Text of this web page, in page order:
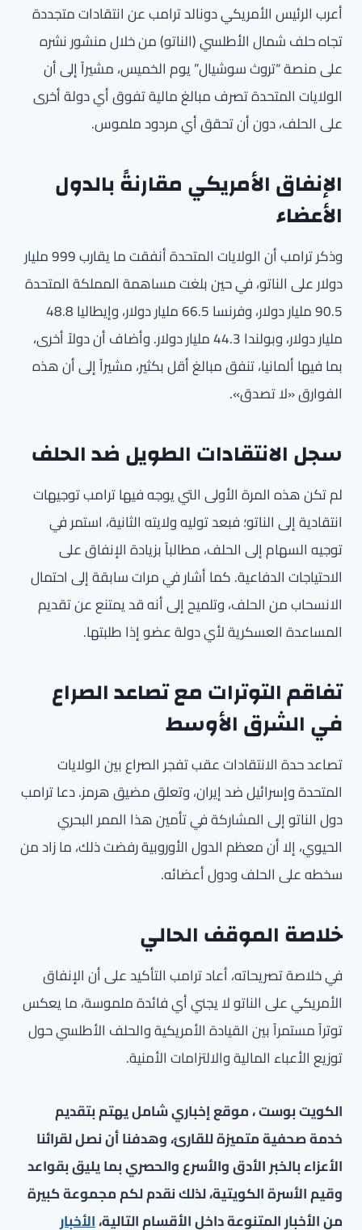
أعرب الرئيس الأمريكي دونالد ترامب عن انتقادات متجددة
تجاه حلف شمال الأطلسي (الناتو) من خلال منشور نشره
على منصة “تروث سوشيال” يوم الخميس، مشيراً إلى أن
الولايات المتحدة تصرف مبالغ مالية تفوق أي دولة أخرى
على الحلف، دون أن تحقق أي مردود ملموس.
الإنفاق الأمريكي مقارنةً بالدول
الأعضاء
وذكر ترامب أن الولايات المتحدة أنفقت ما يقارب 999 مليار
دولار على الناتو، في حين بلغت مساهمة المملكة المتحدة
90.5 مليار دولار، وفرنسا 66.5 مليار دولار، وإيطاليا 48.8
مليار دولار، وبولندا 44.3 مليار دولار. وأضاف أن دولاً أخرى،
بما فيها ألمانيا، تنفق مبالغ أقل بكثير، مشيراً إلى أن هذه
الفوارق «لا تصدق».
سجل الانتقادات الطويل ضد الحلف
لم تكن هذه المرة الأولى التي يوجه فيها ترامب توجيهات
انتقادية إلى الناتو؛ فبعد توليه ولايته الثانية، استمر في
توجيه السهام إلى الحلف، مطالباً بزيادة الإنفاق على
الاحتياجات الدفاعية. كما أشار في مرات سابقة إلى احتمال
الانسحاب من الحلف، وتلميح إلى أنه قد يمتنع عن تقديم
المساعدة العسكرية لأي دولة عضو إذا طلبتها.
تفاقم التوترات مع تصاعد الصراع
في الشرق الأوسط
تصاعد حدة الانتقادات عقب تفجر الصراع بين الولايات
المتحدة وإسرائيل ضد إيران، وتعلق مضيق هرمز. دعا ترامب
دول الناتو إلى المشاركة في تأمين هذا الممر البحري
الحيوي، إلا أن معظم الدول الأوروبية رفضت ذلك، ما زاد من
سخطه على الحلف ودول أعضائه.
خلاصة الموقف الحالي
في خلاصة تصريحاته، أعاد ترامب التأكيد على أن الإنفاق
الأمريكي على الناتو لا يجني أي فائدة ملموسة، ما يعكس
توتراً مستمراً بين القيادة الأمريكية والحلف الأطلسي حول
توزيع الأعباء المالية والالتزامات الأمنية.
الكويت بوست ، موقع إخباري شامل يهتم بتقديم
خدمة صحفية متميزة للقارئ، وهدفنا أن نصل لقرائنا
الأعزاء بالخبر الأدق والأسرع والحصري بما يليق بقواعد
وقيم الأسرة الكويتية، لذلك نقدم لكم مجموعة كبيرة
من الأخبار المتنوعة داخل الأقسام التالية،الأخبار